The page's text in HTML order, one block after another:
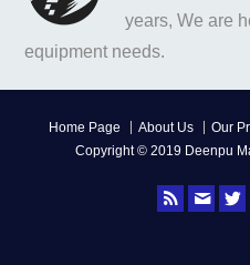
years, We are
equipment needs.
Home Page About Us Our
Copyright © 2019 Deenpu